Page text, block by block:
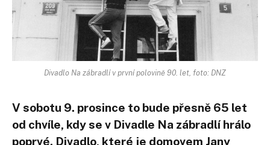
Divadlo Na zábradlí v první polovině 90. let, foto: DNZ
V sobotu 9. prosince to bude přesně 65 let
od chvíle, kdy se v Divadle Na zábradlí hrálo
poprvé. Divadlo, které je domovem Jany